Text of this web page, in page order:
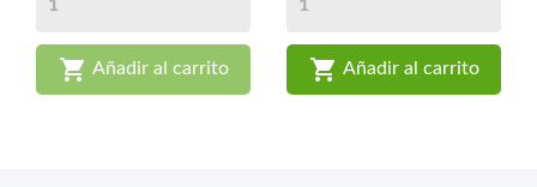
 Añadir al carrito  Añadir al carrito